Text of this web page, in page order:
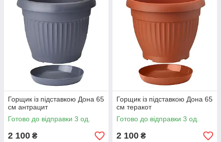
Горщик із підставкою Дона 65
см антрацит
Готово до відправки 3 од.
2 100 ₴
Горщик із підставкою Дона 65
см теракот
Готово до відправки 3 од.
2 100 ₴